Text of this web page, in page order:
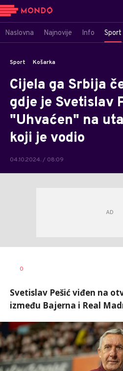
Naslovna Najnovije Info Sport
Sport Košarka
Cijela ga Srbija
gdje je Svetislav
"Uhvaćen" na
koji je vodio
04.10.2024. / 08:09
AUTOR
0
Svetislav Pešić viđen na
između Bajerna i Real